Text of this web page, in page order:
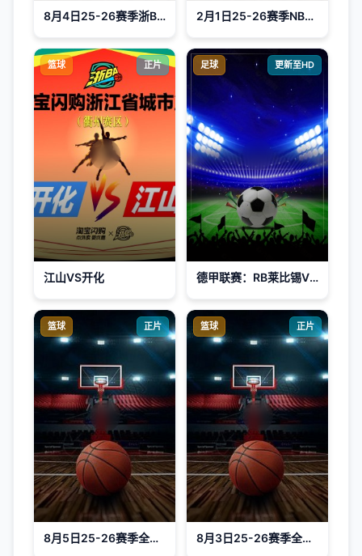
8月4日25-26赛季浙BA 临安76VS67钱塘 2月1日25-26赛季NBA常规赛 森林狼VS灰熊
篮球 正片
江山VS开化
足球 更新至HD
德甲联赛：RB莱比锡VS柏林联20260425
篮球 正片
8月5日25-26赛季全国青年篮球联赛 新疆广汇60VS88上海久事
篮球 正片
8月3日25-26赛季全国青年篮球联赛 上海久事100VS74浙江稠州银行